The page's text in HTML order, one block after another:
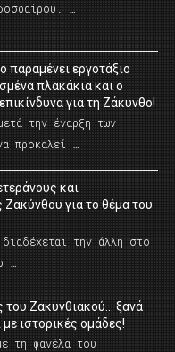
…
παραμένει εργοτάξιο
πλακάκια και ο
για τη Ζάκυνθο!
την έναρξη των
προκαλεί …
και
για το θέμα του
την άλλη στο
…
του Ζακυνθιακού… ξανά
ιστορικές ομάδες!
τη φανέλα του